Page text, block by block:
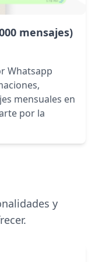
mensajes)
Whatsapp
mensuales en
por la
y